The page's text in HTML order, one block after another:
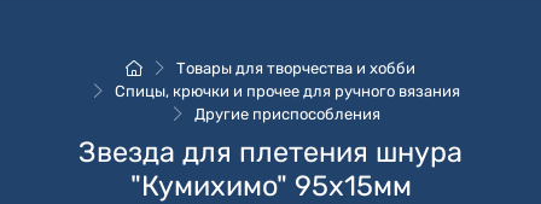
Товары для творчества и хобби
Спицы, крючки и прочее для ручного вязания
Другие приспособления
Звезда для плетения шнура
"Кумихимо" 95х15мм